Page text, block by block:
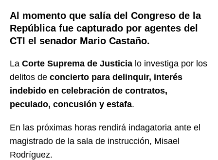
Al momento que salía del Congreso de la
República fue capturado por agentes del
CTI el senador Mario Castaño.
La Corte Suprema de Justicia lo investiga por los
delitos de concierto para delinquir, interés
indebido en celebración de contratos,
peculado, concusión y estafa.
En las próximas horas rendirá indagatoria ante el
magistrado de la sala de instrucción, Misael
Rodríguez.